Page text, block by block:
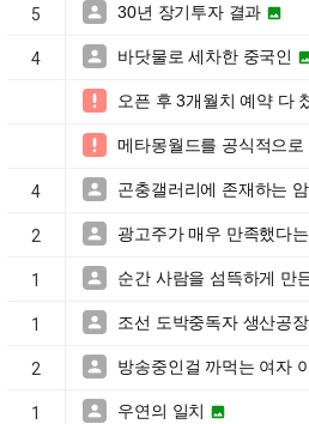
5  30년 장기투자 결과 
4  바닷물로 세차한 중국인
 오픈 후 3개월치 예약 다
 메타몽월드를 공식적으로
4  곤충갤러리에 존재하는
2  광고주가 매우 만족했다
1  순간 사람을 섬뜩하게 만
1  조선 도박중독자 생산공
2  방송중인걸 까먹는 여자
1  우연의 일치 